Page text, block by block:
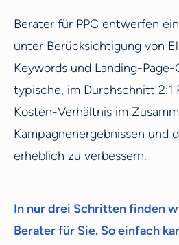
Berater für PPC entwerfen
unter Berücksichtigung von
Keywords und Landing-
typische, im Durchschnitt 2:1
Kosten-Verhältnis im
Kampagnenergebnissen und
erheblich zu verbessern.
In nur drei Schritten finden
Berater für Sie. So einfach